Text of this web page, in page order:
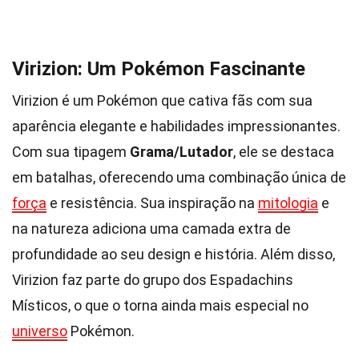
Virizion: Um Pokémon Fascinante
Virizion é um Pokémon que cativa fãs com sua
aparência elegante e habilidades impressionantes.
Com sua tipagem Grama/Lutador, ele se destaca
em batalhas, oferecendo uma combinação única de
força e resistência. Sua inspiração na mitologia e
na natureza adiciona uma camada extra de
profundidade ao seu design e história. Além disso,
Virizion faz parte do grupo dos Espadachins
Místicos, o que o torna ainda mais especial no
universo Pokémon.